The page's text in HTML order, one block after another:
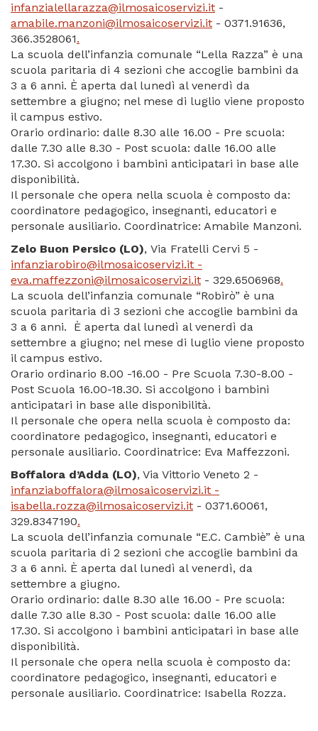
infanzialellarazza@ilmosaicoservizi.it -
amabile.manzoni@ilmosaicoservizi.it - 0371.91636,
366.3528061.
La scuola dell’infanzia comunale “Lella Razza” è una
scuola paritaria di 4 sezioni che accoglie bambini da
3 a 6 anni. È aperta dal lunedì al venerdì da
settembre a giugno; nel mese di luglio viene proposto
il campus estivo.
Orario ordinario: dalle 8.30 alle 16.00 - Pre scuola:
dalle 7.30 alle 8.30 - Post scuola: dalle 16.00 alle
17.30. Si accolgono i bambini anticipatari in base alle
disponibilità.
Il personale che opera nella scuola è composto da:
coordinatore pedagogico, insegnanti, educatori e
personale ausiliario. Coordinatrice: Amabile Manzoni.
Zelo Buon Persico (LO), Via Fratelli Cervi 5 -
infanziarobiro@ilmosaicoservizi.it -
eva.maffezzoni@ilmosaicoservizi.it - 329.6506968.
La scuola dell’infanzia comunale “Robirò” è una
scuola paritaria di 3 sezioni che accoglie bambini da
3 a 6 anni. È aperta dal lunedì al venerdì da
settembre a giugno; nel mese di luglio viene proposto
il campus estivo.
Orario ordinario 8.00 -16.00 - Pre Scuola 7.30-8.00 -
Post Scuola 16.00-18.30. Si accolgono i bambini
anticipatari in base alle disponibilità.
Il personale che opera nella scuola è composto da:
coordinatore pedagogico, insegnanti, educatori e
personale ausiliario. Coordinatrice: Eva Maffezzoni.
Boffalora d’Adda (LO), Via Vittorio Veneto 2 -
infanziaboffalora@ilmosaicoservizi.it -
isabella.rozza@ilmosaicoservizi.it - 0371.60061,
329.8347190.
La scuola dell’infanzia comunale “E.C. Cambiè” è una
scuola paritaria di 2 sezioni che accoglie bambini da
3 a 6 anni. È aperta dal lunedì al venerdì, da
settembre a giugno.
Orario ordinario: dalle 8.30 alle 16.00 - Pre scuola:
dalle 7.30 alle 8.30 - Post scuola: dalle 16.00 alle
17.30. Si accolgono i bambini anticipatari in base alle
disponibilità.
Il personale che opera nella scuola è composto da:
coordinatore pedagogico, insegnanti, educatori e
personale ausiliario. Coordinatrice: Isabella Rozza.